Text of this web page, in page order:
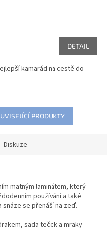
DETAIL
kamarád na cestě do
PRODUKTY
Diskuze
matným laminátem, který
používání a také
snáze se přenáší na zeď.
sada teček a mraky